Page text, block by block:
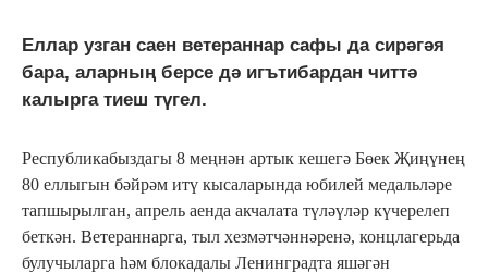
Еллар узган саен ветераннар сафы да сирәгәя
бара, аларның берсе дә игътибардан читтә
калырга тиеш түгел.
Республикабыздагы 8 меңнән артык кешегә Бөек Җиңүнең
80 еллыгын бәйрәм итү кысаларында юбилей медальләре
тапшырылган, апрель аенда акчалата түләүләр күчерелеп
беткән. Ветераннарга, тыл хезмәтчәннәренә, концлагерьда
булучыларга һәм блокадалы Ленинградта яшәгән